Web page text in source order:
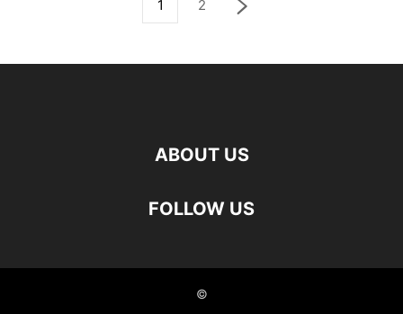
1 2
ABOUT US
FOLLOW US
©